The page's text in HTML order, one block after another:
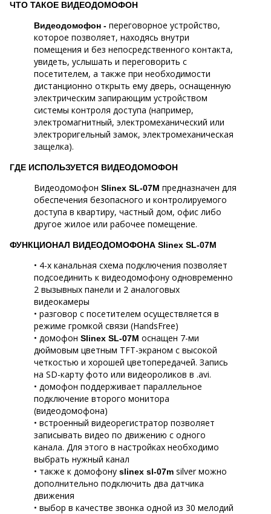
ЧТО ТАКОЕ ВИДЕОДОМОФОН
Видеодомофон - переговорное устройство,
которое позволяет, находясь внутри
помещения и без непосредственного контакта,
увидеть, услышать и переговорить с
посетителем, а также при необходимости
дистанционно открыть ему дверь, оснащенную
электрическим запирающим устройством
системы контроля доступа (например,
электромагнитный, электромеханический или
электроригельный замок, электромеханическая
защелка).
ГДЕ ИСПОЛЬЗУЕТСЯ ВИДЕОДОМОФОН
Видеодомофон Slinex SL-07M предназначен для
обеспечения безопасного и контролируемого
доступа в квартиру, частный дом, офис либо
другое жилое или рабочее помещение.
ФУНКЦИОНАЛ ВИДЕОДОМОФОНА Slinex SL-07M
• 4-х канальная схема подключения позволяет
подсоединить к видеодомофону одновременно
2 вызывных панели и 2 аналоговых
видеокамеры
• разговор с посетителем осуществляется в
режиме громкой связи (HandsFree)
• домофон Slinex SL-07M оснащен 7-ми
дюймовым цветным TFT-экраном с высокой
четкостью и хорошей цветопередачей. Запись
на SD-карту фото или видеороликов в .avi.
• домофон поддерживает параллельное
подключение второго монитора
(видеодомофона)
• встроенный видеорегистратор позволяет
записывать видео по движению с одного
канала. Для этого в настройках необходимо
выбрать нужный канал
• также к домофону slinex sl-07m silver можно
дополнительно подключить два датчика
движения
• выбор в качестве звонка одной из 30 мелодий